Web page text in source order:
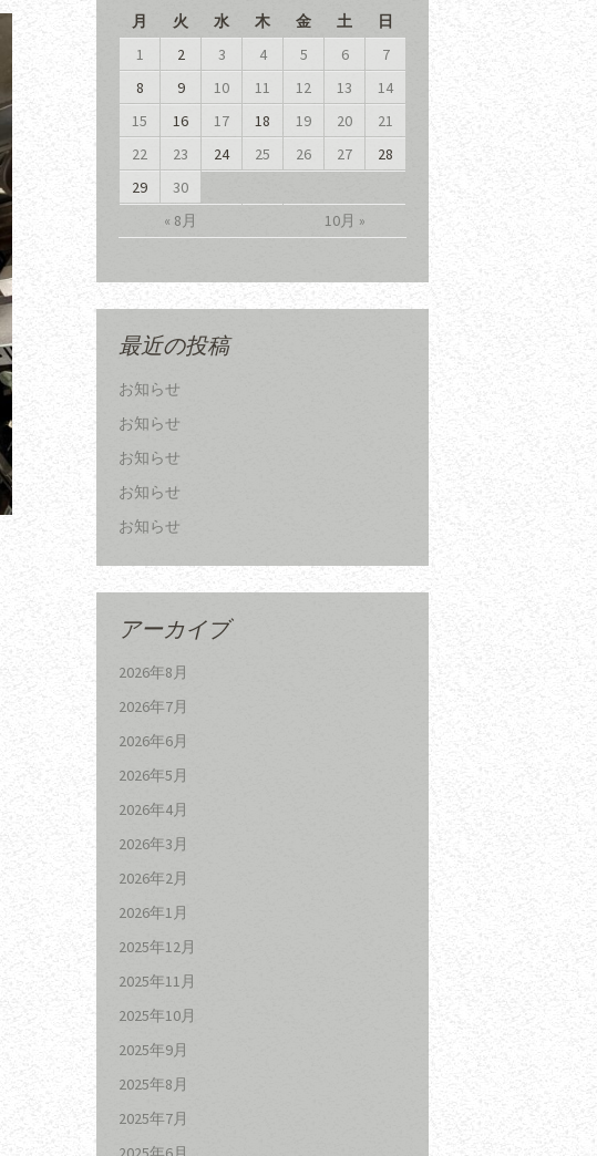
月
火 水 木 金 土 日
« 8月 10月 »
1 2 3 4 5 6
7
8
9 10 11 12 13
14
15
16 17 18 19 20
21
22
23 24 25 26 27
28
29
30
最近の投稿
お知らせ
お知らせ
お知らせ
お知らせ
お知らせ
アーカイブ
2026年8月
2026年7月
2026年6月
2026年5月
2026年4月
2026年3月
2026年2月
2026年1月
2025年12月
2025年11月
2025年10月
2025年9月
2025年8月
2025年7月